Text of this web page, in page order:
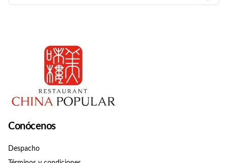
Conócenos
Despacho